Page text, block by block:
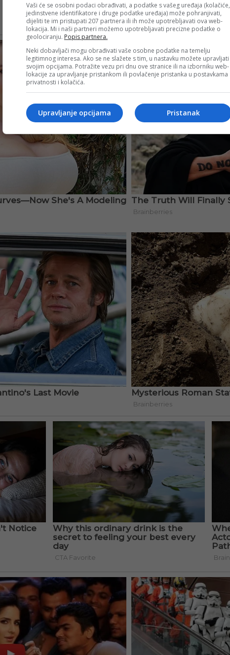
Vaši će se osobni podaci obrađivati, a podatke s vašeg uređaja (kolačiće,
jedinstvene identifikatore i druge podatke uređaja) može pohranjivati,
dijeliti te im pristupati 207 partnera ili ih može upotrebljavati ova web-
lokacija. Mi i naši partneri možemo upotrebljavati precizne podatke o
geolociranju. Popis partnera.
Neki dobavljači mogu obrađivati vaše osobne podatke na temelju
legitimnog interesa. Ako se ne slažete s tim, u nastavku možete upravljati
svojim opcijama. Potražite vezu pri dnu ove stranice ili na izborniku web-
lokacije za upravljanje pristankom ili povlačenje pristanka u postavkama
privatnosti i kolačića.
Pristanak
Upravljanje opcijama